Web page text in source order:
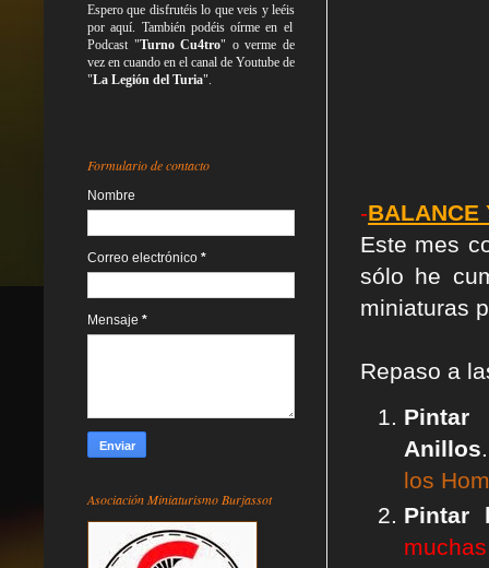
-BALANCE
Este mes
sólo he
miniaturas
Repaso a
Anillos
los
Pintar
Espero que disfrutéis lo queveis yleéis
por aquí. También podéis oírme en el
Podcast "Turno Cu4tro" o verme de
vez en cuando en el canal de Youtube de
"La Legión del Turia".
Formulario de contacto
Nombre
Correo electrónico *
Mensaje *
Asociación Miniaturismo Burjassot